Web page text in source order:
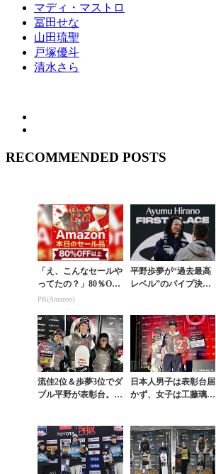
マディ・マストロ
冨田せな
山田琉聖
戸塚優斗
清水さら
RECOMMENDED POSTS
「え、こんなセールや
ってたの？」80％OFF
以上が続々登場！Am
PR(Amazon)
平野歩夢が“過去最高
レベル”のパイプ決戦
HE SNOW LE...
流佳2位＆歩夢3位でダ
ブル平野が表彰台。ト
AAX OPEN」...
日本人男子は表彰台届
かず、女子は工藤璃星
オンが優勝。空前絶
後...